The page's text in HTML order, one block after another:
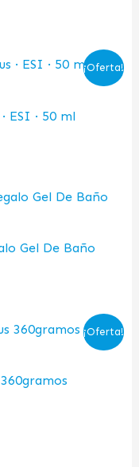
¡Oferta!
ESI · 50 ml
Gel De Baño
¡Oferta!